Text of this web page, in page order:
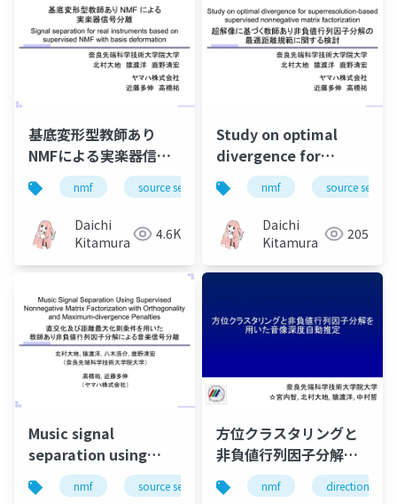
source separation)
基底変形型教師あり
NMFによる実楽器信号
分離 (in Japanese)
nmf source separation music
Daichi
Kitamura
4.6K
Study on optimal
divergence for
superresolution-
based supervised
nonnegative matrix
factorization (in
Japanese)
nmf source
Daichi
Kitamura
205
Music signal
separation using
supervised
nonnegative matrix
nmf source separation music
方位クラスタリングと
非負値行列因子分解を
用いた音像深度自動推
定 Automatic depth
nmf direction of